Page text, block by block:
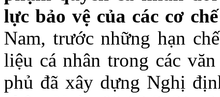
lực bảo vệ của các cơ
Nam, trước những hạn
liệu cá nhân trong các
phủ đã xây dựng Nghị